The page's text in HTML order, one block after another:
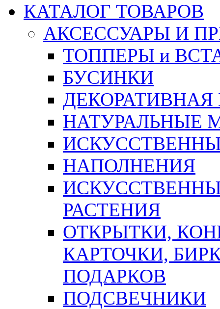
КАТАЛОГ ТОВАРОВ
АКСЕССУАРЫ И
ТОППЕРЫ и
БУСИНКИ
ДЕКОРАТИВНАЯ
НАТУРАЛЬНЫЕ
НАПОЛНЕНИЯ
РАСТЕНИЯ
ОТКРЫТКИ,
КАРТОЧКИ,
ПОДАРКОВ
ПОДСВЕЧНИКИ